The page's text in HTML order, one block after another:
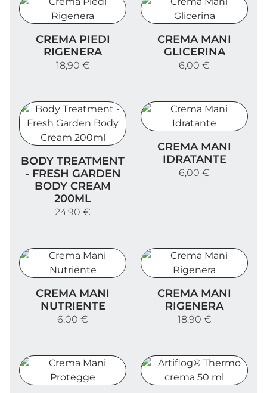
CREMA PIEDI
RIGENERA
18,90 €
CREMA MANI
GLICERINA
6,00 €
Body Treatment - Fresh Garden Body Cream 200ml
BODY TREATMENT
- FRESH GARDEN
BODY CREAM
200ML
24,90 €
CREMA MANI
IDRATANTE
6,00 €
CREMA MANI
NUTRIENTE
6,00 €
CREMA MANI
RIGENERA
18,90 €